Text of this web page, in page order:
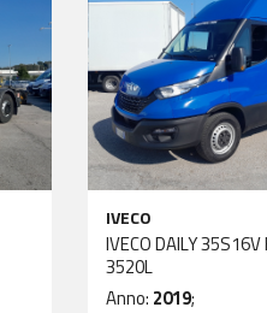
IVECO
IVECO DAILY 35S16V H2
3520L
Anno: 2019;